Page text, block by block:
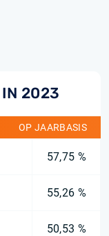
IN 2023
OP JAARBASIS
57,75 %
55,26 %
50,53 %